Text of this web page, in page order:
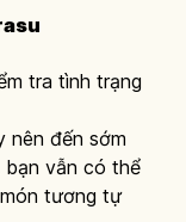
tra tình trạng
nên đến sớm
bạn vẫn có thể
tương tự